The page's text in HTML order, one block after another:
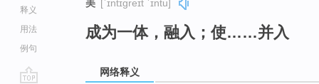
释义
用法
例句
美 [ˈɪntɪɡreɪt ˈɪntu]
成为一体，融入；使……并入
网络释义